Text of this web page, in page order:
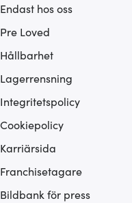
Endast hos oss
Pre Loved
Hållbarhet
Lagerrensning
Integritetspolicy
Cookiepolicy
Karriärsida
Franchisetagare
Bildbank för press